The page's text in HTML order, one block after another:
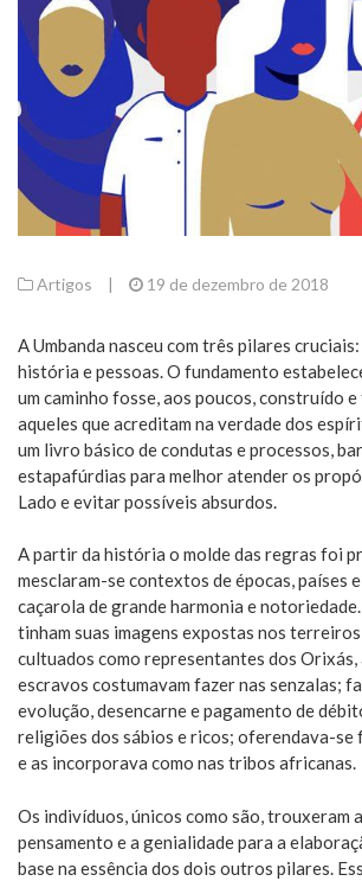
Artigos | 19 de dezembro de 2018
A Umbanda nasceu com três pilares
história e pessoas. O fundamento
um caminho fosse, aos poucos, construído
aqueles que acreditam na verdade dos
um livro básico de condutas e processos,
estapafúrdias para melhor atender os
Lado e evitar possíveis absurdos.
A partir da história o molde das regras foi
mesclaram-se contextos de épocas, países
caçarola de grande harmonia e
tinham suas imagens expostas nos
cultuados como representantes dos Orixás,
escravos costumavam fazer nas senzalas;
evolução, desencarne e pagamento de
religiões dos sábios e ricos; oferendava-se
e as incorporava como nas tribos africanas.
Os indivíduos, únicos como são, trouxeram
pensamento e a genialidade para a
base na essência dos dois outros pilares.